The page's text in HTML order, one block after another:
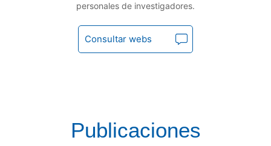
personales de investigadores.
Consultar webs
Publicaciones